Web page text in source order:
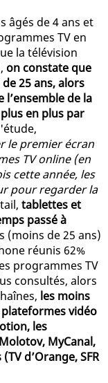
âgés de 4 ans et
TV en
la télévision
on constate que
25 ans, alors
l’ensemble de la
en plus par
le premier écran
TV online (en
cette année, les
pour regarder la
tablettes et
passé à
(moins de 25 ans)
réunis 62%
programmes TV
consultés, alors
les moins
vidéo
les
MyCanal,
d’Orange, SFR